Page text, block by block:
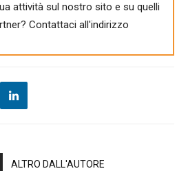
attività sul nostro sito e su quelli
Contattaci all'indirizzo
ALTRO DALL'AUTORE